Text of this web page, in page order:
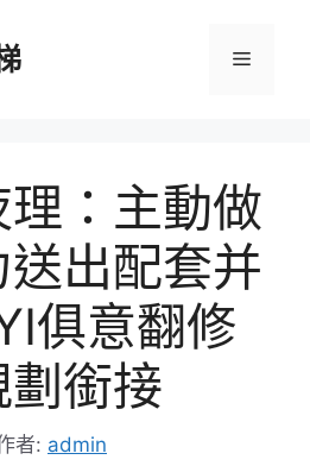
選
：主動做
出配套并
俱意翻修
銜接
者: admin